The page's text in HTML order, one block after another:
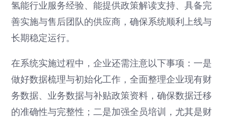
氢能行业服务经验、能提供政策解读支持、具备完
善实施与售后团队的供应商，确保系统顺利上线与
长期稳定运行。
在系统实施过程中，企业还需注意以下事项：一是
做好数据梳理与初始化工作，全面整理企业现有财
务数据、业务数据与补贴政策资料，确保数据迁移
的准确性与完整性；二是加强全员培训，尤其是财